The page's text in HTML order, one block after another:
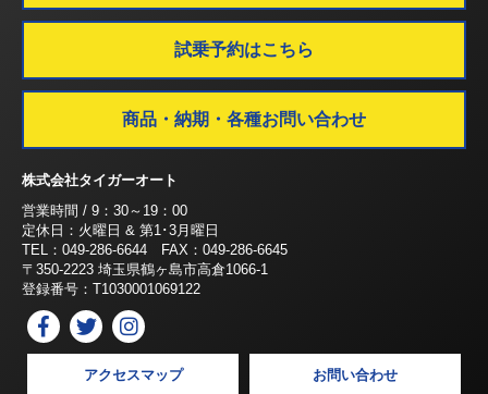
試乗予約はこちら
商品・納期・各種お問い合わせ
株式会社タイガーオート
営業時間 / 9：30～19：00
定休日：火曜日 & 第1･3月曜日
TEL：049-286-6644 FAX：049-286-6645
〒350-2223 埼玉県鶴ヶ島市高倉1066-1
登録番号：T1030001069122
アクセスマップ お問い合わせ